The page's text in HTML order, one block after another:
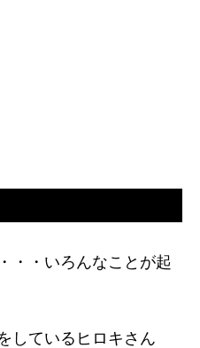
・・いろんなことが起
しているヒロキさん